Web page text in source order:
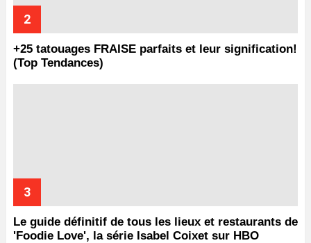
+25 tatouages ​​FRAISE parfaits et leur signification!
(Top Tendances)
Le guide définitif de tous les lieux et restaurants de
'Foodie Love', la série Isabel Coixet sur HBO